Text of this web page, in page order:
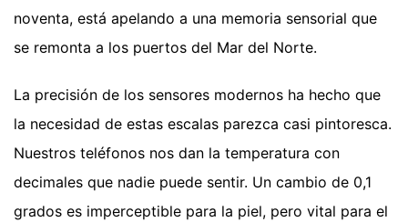
noventa, está apelando a una memoria sensorial que
se remonta a los puertos del Mar del Norte.
La precisión de los sensores modernos ha hecho que
la necesidad de estas escalas parezca casi pintoresca.
Nuestros teléfonos nos dan la temperatura con
decimales que nadie puede sentir. Un cambio de 0,1
grados es imperceptible para la piel, pero vital para el